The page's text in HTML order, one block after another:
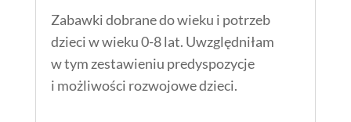
Zabawki dobrane do wieku i potrzeb
dzieci w wieku 0-8 lat. Uwzględniłam
w tym zestawieniu predyspozycje
i możliwości rozwojowe dzieci.